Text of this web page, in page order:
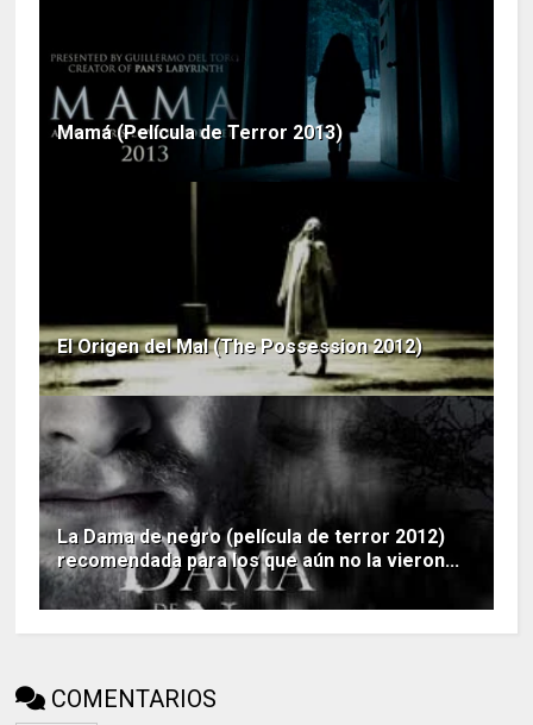
Mamá (Película de Terror 2013)
El Origen del Mal (The Possession 2012)
La Dama de negro (película de terror 2012)
recomendada para los que aún no la vieron...
COMENTARIOS